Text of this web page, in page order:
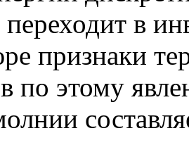
в
признаки
по этому